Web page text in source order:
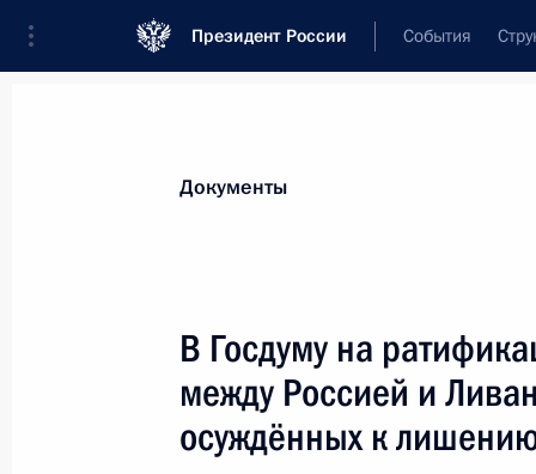
Президент России События
медицинского страхования за
6 октября 2015 года, 18:15
Документы
В Госдуму на
между Россией и
осуждённых к